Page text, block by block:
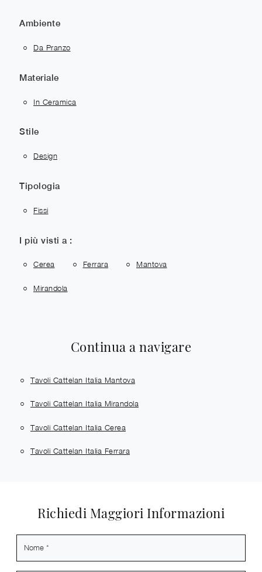
Ambiente
Da Pranzo
Materiale
In Ceramica
Stile
Design
Tipologia
Fissi
I più visti a :
Cerea Ferrara Mantova
Mirandola
Continua a navigare
Tavoli Cattelan Italia Mantova
Tavoli Cattelan Italia Mirandola
Tavoli Cattelan Italia Cerea
Tavoli Cattelan Italia Ferrara
Richiedi Maggiori Informazioni